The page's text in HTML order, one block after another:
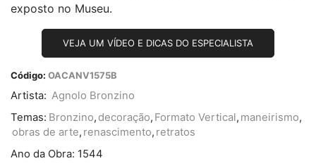
exposto no Museu.
VEJA UM VÍDEO E DICAS DO ESPECIALISTA
Código: OACANV1575B
Artista: Agnolo Bronzino
Temas: Bronzino, decoração, Formato Vertical, maneirismo,
obras de arte, renascimento, retratos
Ano da Obra: 1544